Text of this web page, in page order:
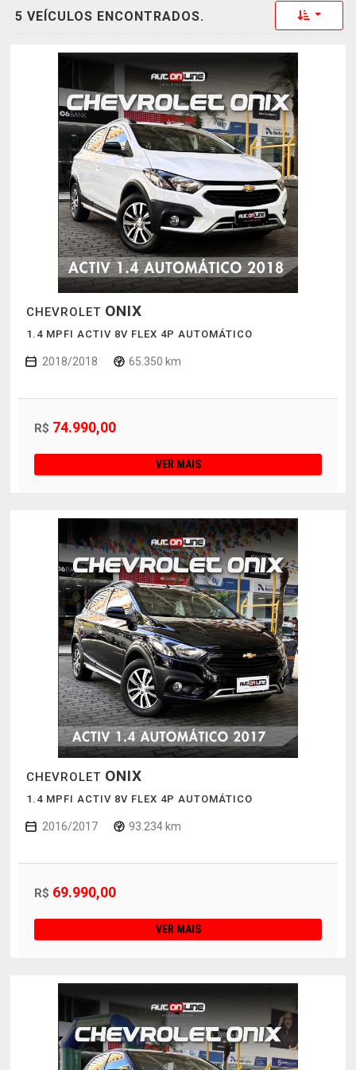
5 VEÍCULOS ENCONTRADOS. Toggle
CHEVROLET ONIX
1.4 MPFI ACTIV 8V FLEX 4P AUTOMÁTICO
2018/2018 65.350 km
R$ 74.990,00
VER MAIS
CHEVROLET ONIX
1.4 MPFI ACTIV 8V FLEX 4P AUTOMÁTICO
2016/2017 93.234 km
R$ 69.990,00
VER MAIS